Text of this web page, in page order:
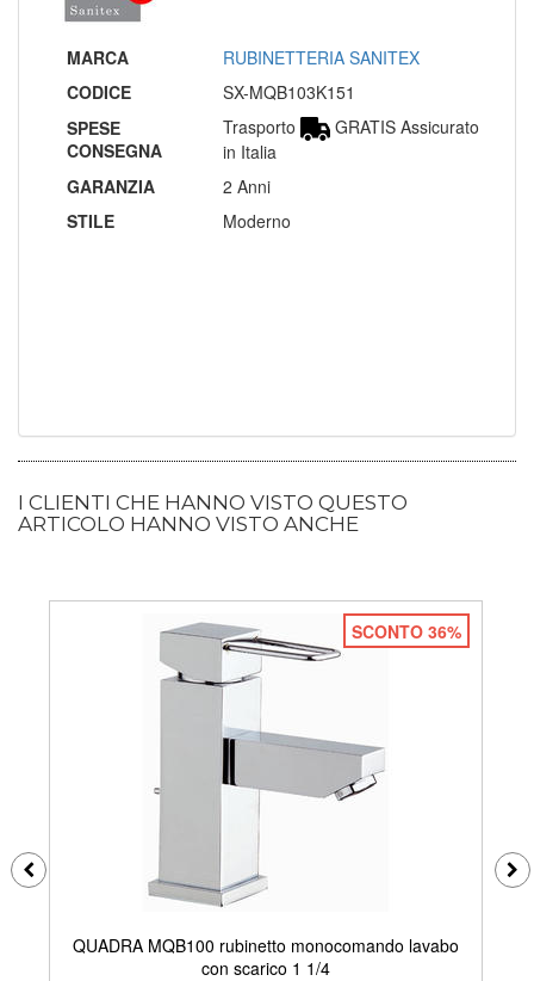
MARCA
RUBINETTERIA SANITEX
CODICE
SX-MQB103K151
SPESE
CONSEGNA
Trasporto
GRATIS Assicurato
in Italia
GARANZIA
2 Anni
STILE
Moderno
I CLIENTI CHE HANNO VISTO QUESTO
ARTICOLO HANNO VISTO ANCHE
SCONTO 36%
QUADRA MQB100 rubinetto monocomando lavabo
con scarico 1 1/4